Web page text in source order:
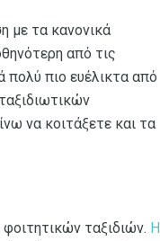
με τα κανονικά
από τις
πολύ πιο ευέλικτα από
να κοιτάξετε και τα
ταξιδιών. Η